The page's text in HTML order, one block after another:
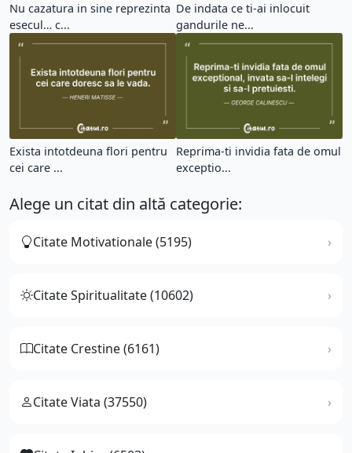
Nu cazatura in sine reprezinta
esecul… c...
De indata ce ti-ai inlocuit
gandurile ne...
Exista intotdeuna flori pentru
cei care ...
Reprima-ti invidia fata de omul
exceptio...
Alege un citat din altă categorie:
Citate Motivationale (5195)
Citate Spiritualitate (10602)
Citate Crestine (6161)
Citate Viata (37550)